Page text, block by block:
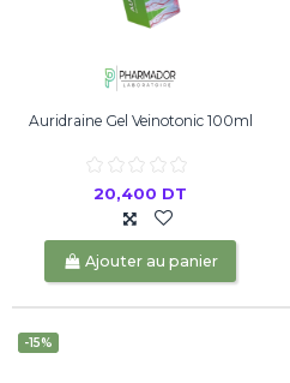
Auridraine Gel Veinotonic 100ml
20,400 DT
Ajouter au panier
-15%